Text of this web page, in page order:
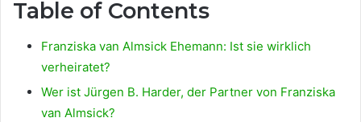
Table of Contents
Franziska van Almsick Ehemann: Ist sie wirklich
verheiratet?
Wer ist Jürgen B. Harder, der Partner von Franziska
van Almsick?